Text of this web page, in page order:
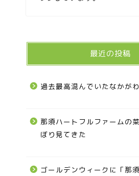
最近の投稿
過去最高混んでいたなかが
那須ハートフルファームの
ぼり見てきた
ゴールデンウィークに「那